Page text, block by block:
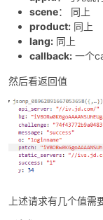
scene： 同上
product: 同上
lang: 同上
callback: 一个
然后看返回值
上述请求有几个值需